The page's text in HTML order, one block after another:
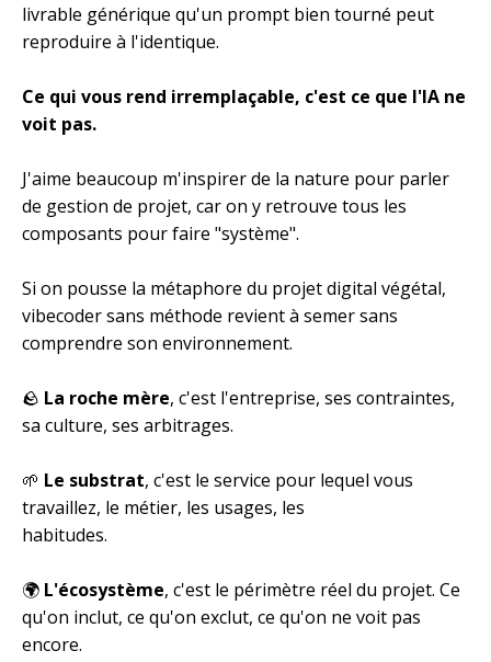
livrable générique qu'un prompt bien tourné peut
reproduire à l'identique.
Ce qui vous rend irremplaçable, c'est ce que l'IA ne
voit pas.
J'aime beaucoup m'inspirer de la nature pour parler
de gestion de projet, car on y retrouve tous les
composants pour faire "système".
Si on pousse la métaphore du projet digital végétal,
vibecoder sans méthode revient à semer sans
comprendre son environnement.
🪨 La roche mère, c'est l'entreprise, ses contraintes,
sa culture, ses arbitrages.
🌱 Le substrat, c'est le service pour lequel vous
travaillez, le métier, les usages, les
habitudes.
🌍 L'écosystème, c'est le périmètre réel du projet. Ce
qu'on inclut, ce qu'on exclut, ce qu'on ne voit pas
encore.